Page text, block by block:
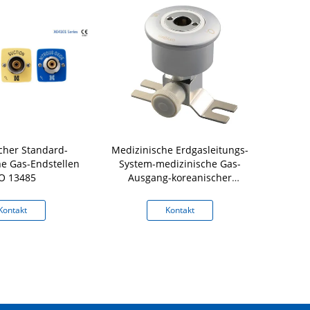
Standard-
Gas-Endstellen
13485
Medizinische Erdgasleitungs-
System-medizinische Gas-
Ausgang-koreanischer
Kontakt